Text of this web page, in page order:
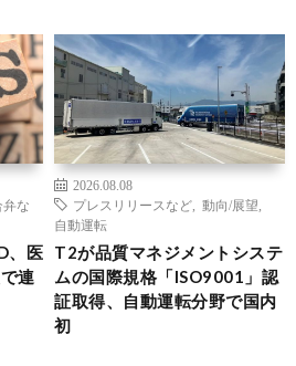
弁な
、医
連
2026.08.08
プレスリリースなど
動向/展望
自動運転
T2が品質マネジメントシステ
ムの国際規格「ISO9001」認
証取得、自動運転分野で国内
初